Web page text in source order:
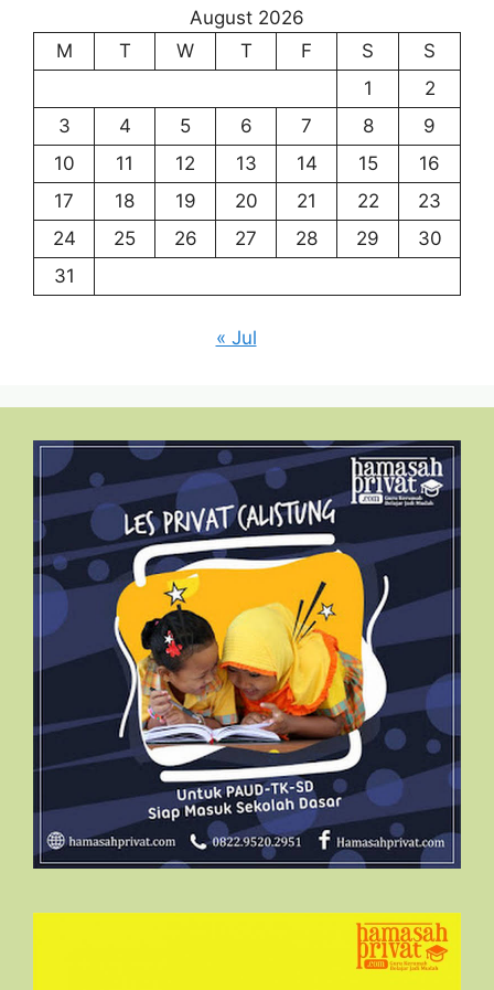
August 2026
M
T W T F S
S
1
2
3
4 5 6 7 8
9
10
11 12 13 14 15
16
17
18 19 20 21 22
23
24
25 26 27 28 29
30
31
« Jul